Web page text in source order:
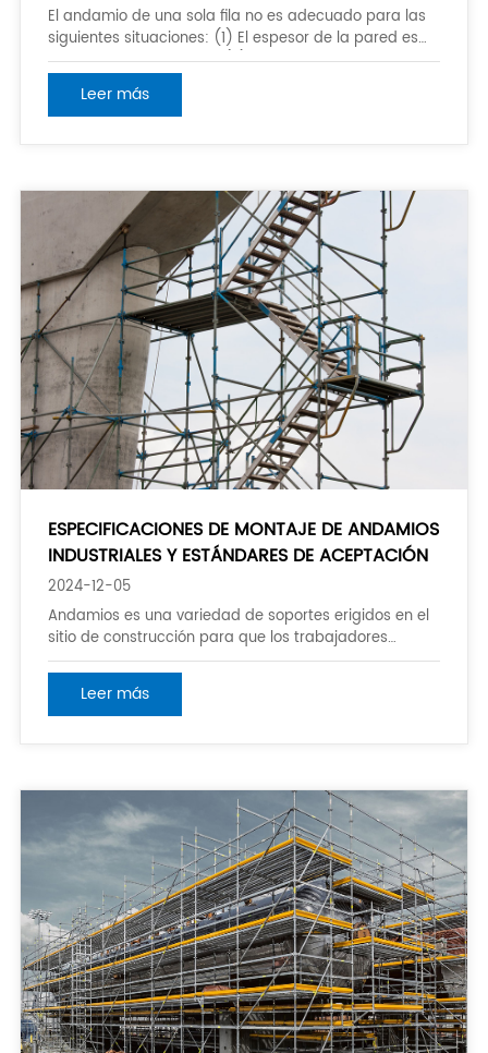
El andamio de una sola fila no es adecuado para las
siguientes situaciones: (1) El espesor de la pared es
menor o igual a 180mm; (2) La altura del edificio
supera los 24m; (3) Paredes ligeras tales como
paredes de ladrillo hueco y paredes de bloques
Leer más
ESPECIFICACIONES DE MONTAJE DE ANDAMIOS
INDUSTRIALES Y ESTÁNDARES DE ACEPTACIÓN
2024-12-05
Andamios es una variedad de soportes erigidos en el
sitio de construcción para que los trabajadores
operen y resuelvan el transporte vertical y horizontal. Si
el andamio se erigió de manera estandarizada está
estrechamente relacionado con la seguridad de la
Leer más